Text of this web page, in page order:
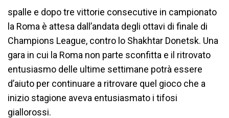
spalle e dopo tre vittorie consecutive in campionato
la Roma è attesa dall’andata degli ottavi di finale di
Champions League, contro lo Shakhtar Donetsk. Una
gara in cui la Roma non parte sconfitta e il ritrovato
entusiasmo delle ultime settimane potrà essere
d’aiuto per continuare a ritrovare quel gioco che a
inizio stagione aveva entusiasmato i tifosi
giallorossi.